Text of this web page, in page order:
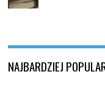
NAJBARDZIEJ